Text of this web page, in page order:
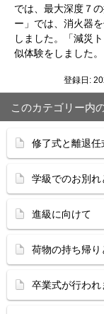
では、最大深度７
ー」では、消火器
しました。「減災
似体験をしました
登録日:
このカテゴリー内
修了式と離退任
学級でのお別れ
進級に向けて
荷物の持ち帰り
卒業式が行われ